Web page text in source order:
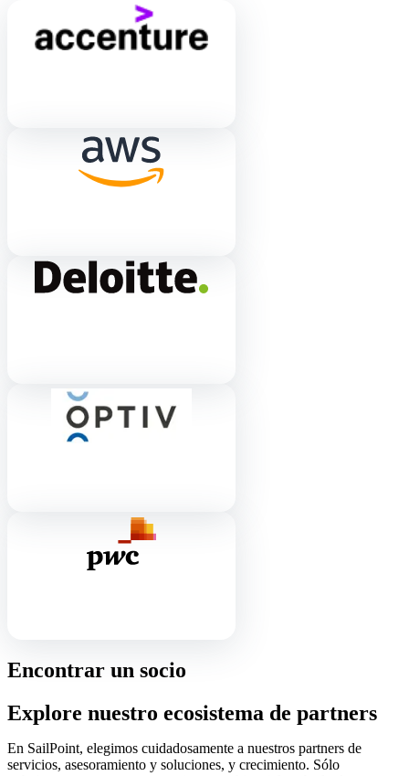
Encontrar un socio
Explore nuestro ecosistema de partners
En SailPoint, elegimos cuidadosamente a nuestros partners de
servicios, asesoramiento y soluciones, y crecimiento. Sólo